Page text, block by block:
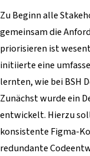
Zu Beginn alle
gemeinsam die
priorisieren ist
initiierte eine
lernten, wie bei BSH
Zunächst wurde ein
entwickelt. Hierzu
konsistente Figma-
redundante